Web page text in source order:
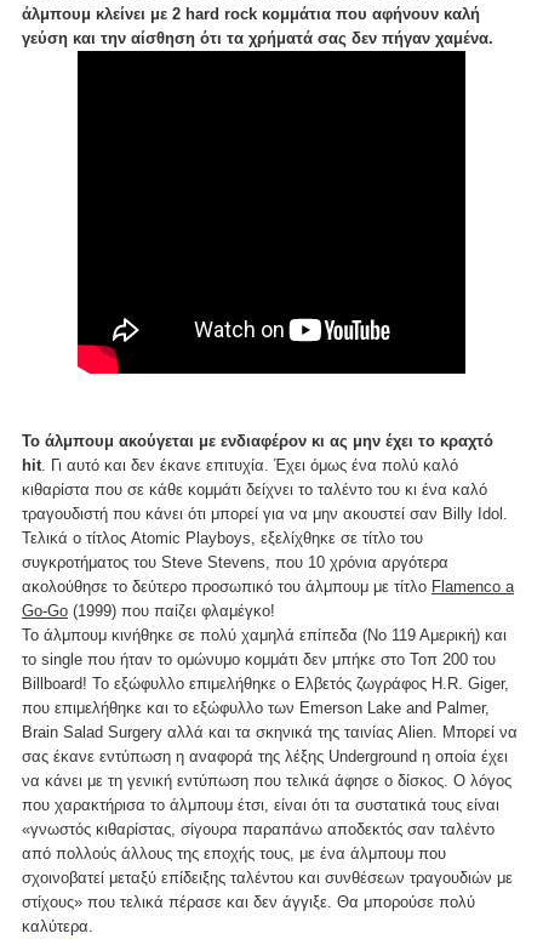
άλμπουμ κλείνει με 2 hard rock κομμάτια που αφήνουν καλή
γεύση και την αίσθηση ότι τα χρήματά σας δεν πήγαν χαμένα.
Το άλμπουμ ακούγεται με ενδιαφέρον κι ας μην έχει το κραχτό
hit . Γι αυτό και δεν έκανε επιτυχία. Έχει όμως ένα πολύ καλό
κιθαρίστα που σε κάθε κομμάτι δείχνει το ταλέντο του κι ένα καλό
τραγουδιστή που κάνει ότι μπορεί για να μην ακουστεί σαν Billy Idol.
Τελικά ο τίτλος Atomic Playboys, εξελίχθηκε σε τίτλο του
συγκροτήματος του Steve Stevens, που 10 χρόνια αργότερα
ακολούθησε το δεύτερο προσωπικό του άλμπουμ με τίτλο Flamenco a
Go-Go (1999) που παίζει φλαμέγκο!
Το άλμπουμ κινήθηκε σε πολύ χαμηλά επίπεδα (Νο 119 Αμερική) και
το single που ήταν το ομώνυμο κομμάτι δεν μπήκε στο Τοπ 200 του
Billboard! Το εξώφυλλο επιμελήθηκε ο Ελβετός ζωγράφος H.R. Giger,
που επιμελήθηκε και το εξώφυλλο των Emerson Lake and Palmer,
Brain Salad Surgery αλλά και τα σκηνικά της ταινίας Alien. Μπορεί να
σας έκανε εντύπωση η αναφορά της λέξης Underground η οποία έχει
να κάνει με τη γενική εντύπωση που τελικά άφησε ο δίσκος. Ο λόγος
που χαρακτήρισα το άλμπουμ έτσι, είναι ότι τα συστατικά τους είναι
«γνωστός κιθαρίστας, σίγουρα παραπάνω αποδεκτός σαν ταλέντο
από πολλούς άλλους της εποχής τους, με ένα άλμπουμ που
σχοινοβατεί μεταξύ επίδειξης ταλέντου και συνθέσεων τραγουδιών με
στίχους» που τελικά πέρασε και δεν άγγιξε. Θα μπορούσε πολύ
καλύτερα.